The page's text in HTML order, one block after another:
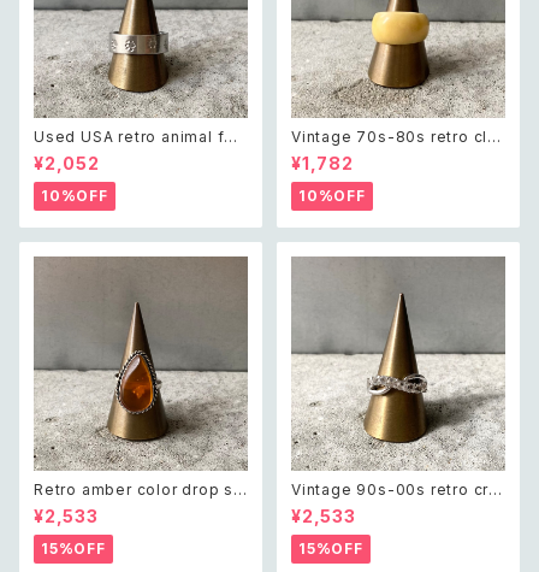
Used USA retro animal foo
t print silver tone ring レト
ロ アメリカ ユーズド アクセサリ
ー アニマル フットプリント メン
ズ リング
¥2,052
10%OFF
Vintage 70s-80s retro cla
ssical design ring レトロ ヴ
ィンテージ アクセサリー クラシ
カル デザイン リング
¥1,782
10%OFF
Retro amber color drop st
one hand made ring レトロ
アクセサリー 琥珀色 ドロップ ス
トーン ハンドメイド リング 指輪
¥2,533
15%OFF
Vintage 90s-00s retro cry
stal bijou infinity ring レトロ
ヴィンテージ アクセサリー シル
バー クリスタル ビジュー インフ
ィニティ リング
¥2,533
15%OFF